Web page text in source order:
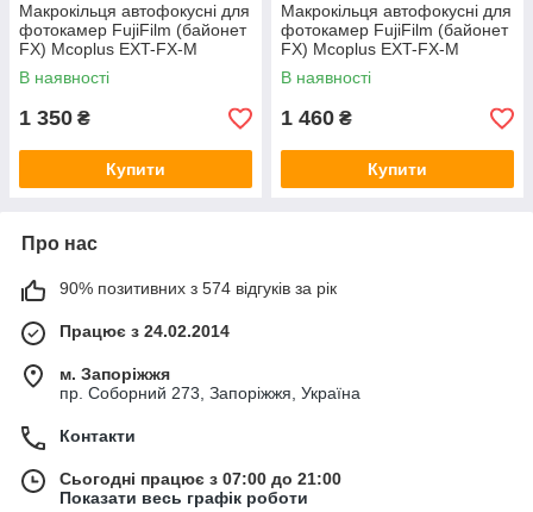
Макрокільця автофокусні для
фотокамер FujiFilm (байонет
FX) Mcoplus EXT-FX-M
(10+16 mm)
В наявності
1 350 ₴
Купити
Макрокільця автофокусні для
фотокамер FujiFilm (байонет
FX) Mcoplus EXT-FX-M
(10+21mm)
В наявності
1 460 ₴
Купити
Про нас
90% позитивних з 574 відгуків за рік
Працює з 24.02.2014
м. Запоріжжя
пр. Соборний 273, Запоріжжя, Україна
Контакти
Сьогодні працює з 07:00 до 21:00
Показати весь графік роботи